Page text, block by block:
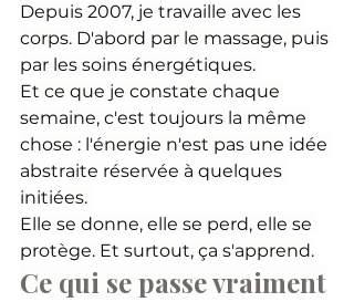
Depuis 2007, je travaille avec les
corps. D'abord par le massage, puis
par les soins énergétiques.
Et ce que je constate chaque
semaine, c'est toujours la même
chose : l'énergie n'est pas une idée
abstraite réservée à quelques
initiées.
Elle se donne, elle se perd, elle se
protège. Et surtout, ça s'apprend.
Ce qui se passe vraiment